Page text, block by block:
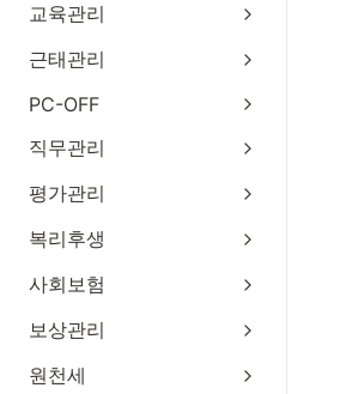
교육관리
근태관리
PC-OFF
직무관리
평가관리
복리후생
사회보험
보상관리
원천세